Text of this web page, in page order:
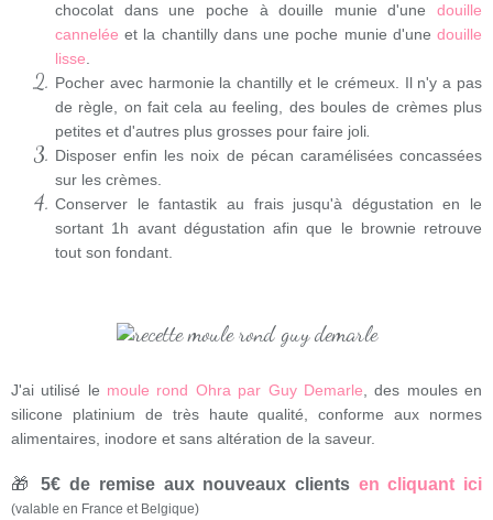
chocolat dans une poche à douille munie d'une douille
cannelée et la chantilly dans une poche munie d'une douille
lisse.
Pocher avec harmonie la chantilly et le crémeux. Il n'y a pas
de règle, on fait cela au feeling, des boules de crèmes plus
petites et d'autres plus grosses pour faire joli.
Disposer enfin les noix de pécan caramélisées concassées
sur les crèmes.
Conserver le fantastik au frais jusqu'à dégustation en le
sortant 1h avant dégustation afin que le brownie retrouve
tout son fondant.
J'ai utilisé le moule rond Ohra par Guy Demarle , des moules en
silicone platinium de très haute qualité, conforme aux normes
alimentaires, inodore et sans altération de la saveur.
🎁 5€ de remise aux nouveaux clients en cliquant ici
(valable en France et Belgique)